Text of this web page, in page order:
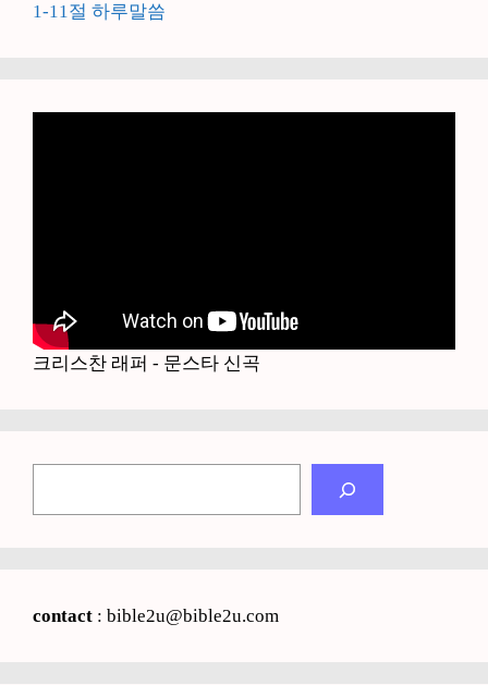
1-11절 하루말씀
크리스찬 래퍼 - 문스타 신곡
contact : bible2u@bible2u.com